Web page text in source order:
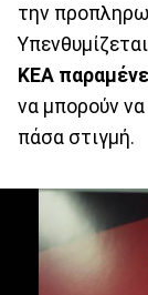
την
ΚΕΑ
να μπορούν
πάσα στιγμή.